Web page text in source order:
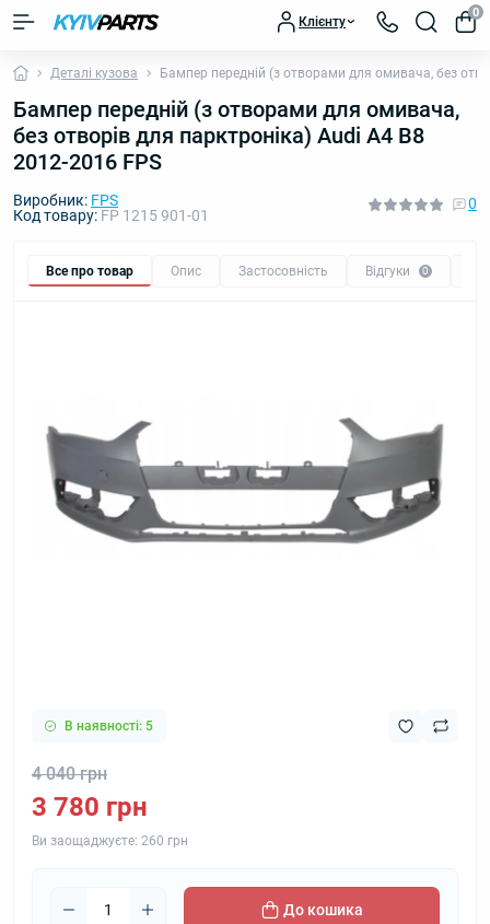
Клієнту
0
Деталі кузова Бампер передній (з отворами для омивача, без
Бампер передній (з отворами для омивача,
без отворів для парктроніка) Audi A4 B8
2012-2016 FPS
Виробник: FPS
Код товару: FP 1215 901-01
0
Все про товар Опис Застосовність Відгуки 0
В наявності: 5
4 040 грн
3 780 грн
Ви заощаджуєте: 260 грн
До кошика